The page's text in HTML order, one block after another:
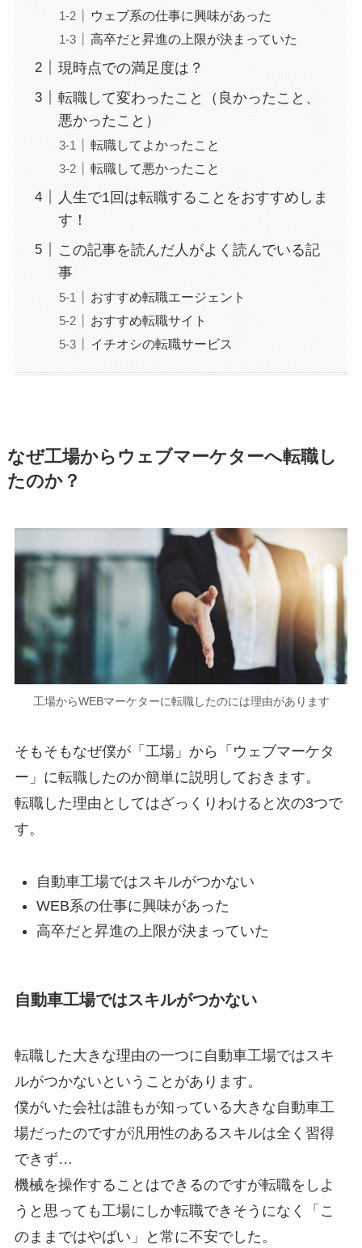
ウェブ系の仕事に興味があった
高卒だと昇進の上限が決まっていた
現時点での満足度は？
転職して変わったこと（良かったこと、
悪かったこと）
転職してよかったこと
転職して悪かったこと
人生で1回は転職することをおすすめしま
す！
この記事を読んだ人がよく読んでいる記
事
おすすめ転職エージェント
おすすめ転職サイト
イチオシの転職サービス
なぜ工場からウェブマーケターへ転職し
たのか？
工場からWEBマーケターに転職したのには理由があります
そもそもなぜ僕が「工場」から「ウェブマーケタ
ー」に転職したのか簡単に説明しておきます。
転職した理由としてはざっくりわけると次の3つで
す。
自動車工場ではスキルがつかない
WEB系の仕事に興味があった
高卒だと昇進の上限が決まっていた
自動車工場ではスキルがつかない
転職した大きな理由の一つに自動車工場ではスキ
ルがつかないということがあります。
僕がいた会社は誰もが知っている大きな自動車工
場だったのですが汎用性のあるスキルは全く習得
できず…
機械を操作することはできるのですが転職をしよ
うと思っても工場にしか転職できそうになく「こ
のままではやばい」と常に不安でした。